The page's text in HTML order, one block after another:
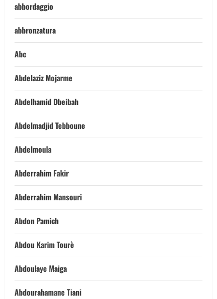
abbordaggio
abbronzatura
Abc
Abdelaziz Mojarme
Abdelhamid Dbeibah
Abdelmadjid Tebboune
Abdelmoula
Abderrahim Fakir
Abderrahim Mansouri
Abdon Pamich
Abdou Karim Tourè
Abdoulaye Maiga
Abdourahamane Tiani